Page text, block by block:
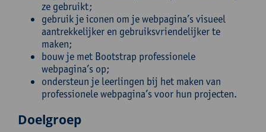
ze gebruikt;
gebruik je iconen om je webpagina’s visueel
aantrekkelijker en gebruiksvriendelijker te
maken;
bouw je met Bootstrap professionele
webpagina’s op;
ondersteun je leerlingen bij het maken van
professionele webpagina’s voor hun projecten.
Doelgroep